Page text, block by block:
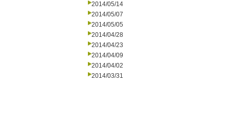
2014/05/14
2014/05/07
2014/05/05
2014/04/28
2014/04/23
2014/04/09
2014/04/02
2014/03/31